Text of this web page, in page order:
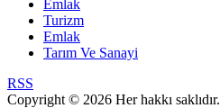
Emlak
Turizm
Emlak
Tarım Ve Sanayi
RSS
Copyright © 2026 Her hakkı saklıdır.